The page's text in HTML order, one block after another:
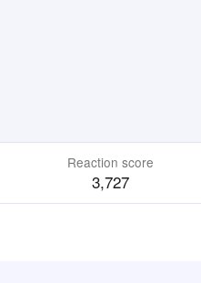
Reaction score
3,727